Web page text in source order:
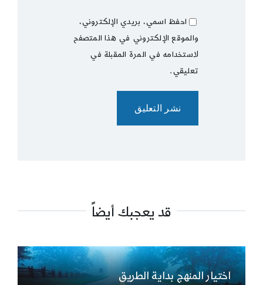
احفظ اسمي، بريدي الإلكتروني،
والموقع الإلكتروني في هذا المتصفح
لاستخدامه في المرة المقبلة في
تعليقي.
قد يعجبك أيضاً
اختيار المنهج بداية الطريق